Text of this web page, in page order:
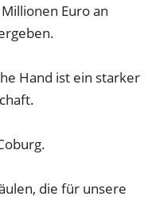
Euro an
Hand ist ein starker
die für unsere